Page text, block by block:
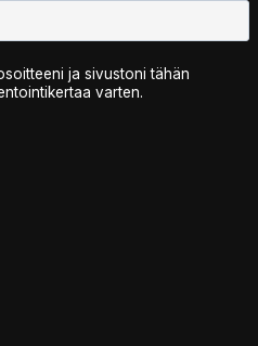
ja sivustoni tähän
varten.